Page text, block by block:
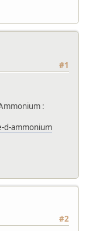
#1
:
d-ammonium
#2